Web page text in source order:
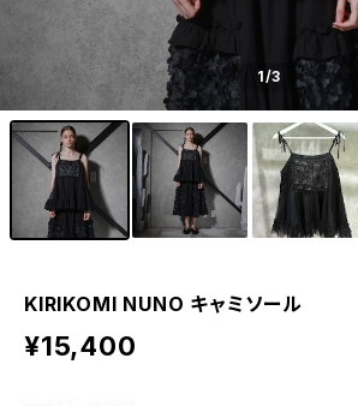
1/3
KIRIKOMI NUNO キャミソール
¥15,400